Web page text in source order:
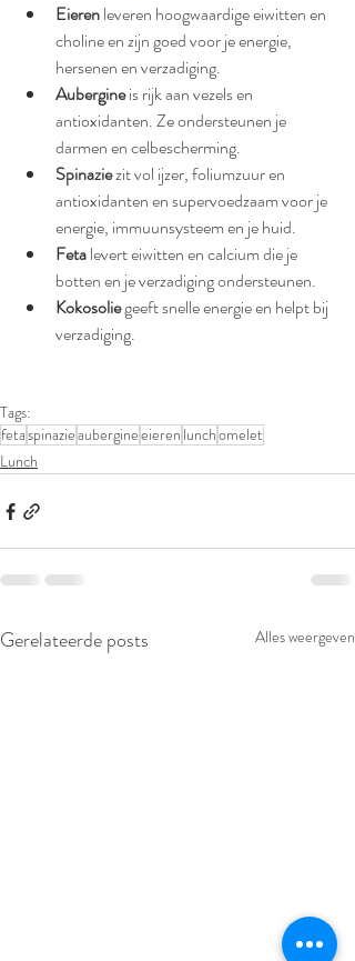
Eieren leveren hoogwaardige eiwitten en
choline en zijn goed voor je energie,
hersenen en verzadiging.
Aubergine is rijk aan vezels en
antioxidanten. Ze ondersteunen je
darmen en celbescherming.
Spinazie zit vol ijzer, foliumzuur en
antioxidanten en supervoedzaam voor je
energie, immuunsysteem en je huid.
Feta levert eiwitten en calcium die je
botten en je verzadiging ondersteunen.
Kokosolie geeft snelle energie en helpt bij
verzadiging.
Tags:
fetaspinazieaubergineeieren lunchomelet
Lunch
Gerelateerde posts Alles weergeven